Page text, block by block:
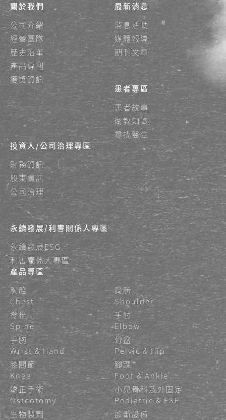
關於我們
公司介紹
經營團隊
歷史沿革
產品專利
獲獎資訊
最新消息
消息活動
媒體報導
期刊文章
患者專區
患者故事
衛教知識
尋找醫生
投資人/公司治理專區
財務資訊
股東資訊
公司治理
永續發展/利害關係人專區
永續發展ESG
利害關係人專區
產品專區
胸腔
Chest
肩膀
Shoulder
脊椎
Spine
手肘
Elbow
手腕
Wrist & Hand
骨盆
Pelvic & Hip
膝關節
Knee
腳踝
Foot & Ankle
矯正手術
Osteotomy
小兒骨科及外固定
Pediatric & ESF
生物製劑
診斷設備